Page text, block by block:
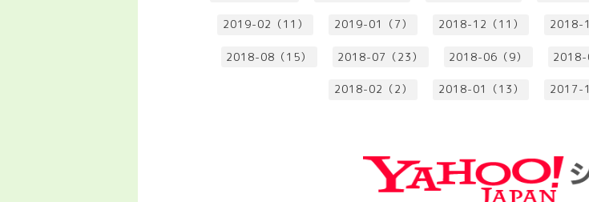
2019-02（11） 2019-01（7） 2018-12（11） 2018-
2018-08（15） 2018-07（23） 2018-06（9） 2018-
2018-02（2） 2018-01（13） 2017-